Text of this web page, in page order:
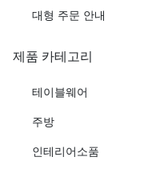
대형 주문 안내
제품 카테고리
테이블웨어
주방
인테리어소품